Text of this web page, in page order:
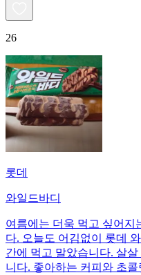
26
롯데
와일드바디
여름에는 더욱 먹고 싶어지
다. 오늘도 어김없이 롯데
간에 먹고 말았습니다. 살
니다. 좋아하는 커피와 초